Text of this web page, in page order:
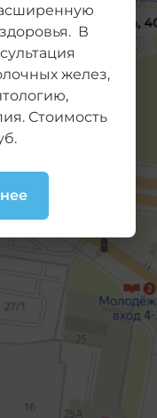
В
желез,
Стоимость